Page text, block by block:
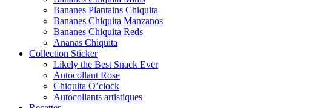
Bananes Plantains Chiquita
Bananes Chiquita Manzanos
Bananes Chiquita Reds
Ananas Chiquita
Collection Sticker
Likely the Best Snack Ever
Autocollant Rose
Chiquita O’clock
Autocollants artistiques